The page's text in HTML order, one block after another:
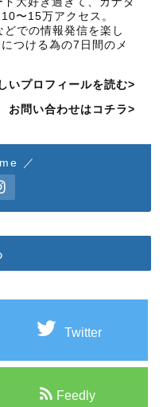
〜15万アクセス。
での情報発信を楽し
つける為の7日間のメ
いプロフィールを読む>
お問い合わせはコチラ>
／
Twitter
Feedly